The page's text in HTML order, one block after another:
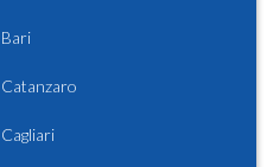
Bari
Catanzaro
Cagliari